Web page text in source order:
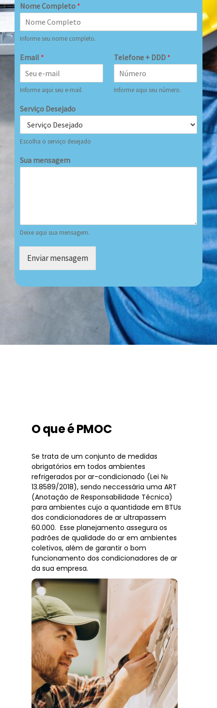
Nome Completo *
Informe seu nome completo.
Email *
Informe aqui seu e-mail.
Telefone + DDD *
Informe aqui seu número.
Serviço Desejado
Escolha o serviço desejado
Sua mensagem
Deixe aqui sua mensagem.
Enviar mensagem
O que é PMOC
Se trata de um conjunto de medidas
obrigatórios em todos ambientes
refrigerados por ar-condicionado (Lei №
13.8589/2018), sendo neccessária uma ART
(Anotação de Responsabilidade Técnica)
para ambientes cujo a quantidade em BTUs
dos condicionadores de ar ultrapassem
60.000. Esse planejamento assegura os
padrões de qualidade do ar em ambientes
coletivos, além de garantir o bom
funcionamento dos condicionadores de ar
da sua empresa.